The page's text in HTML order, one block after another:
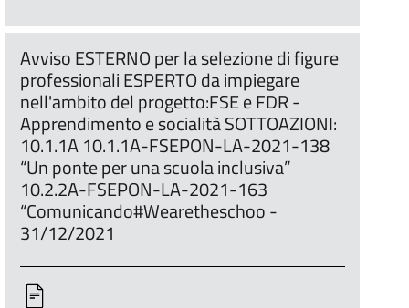
Avviso ESTERNO per la selezione di figure
professionali ESPERTO da impiegare
nell'ambito del progetto:FSE e FDR -
Apprendimento e socialità SOTTOAZIONI:
10.1.1A 10.1.1A-FSEPON-LA-2021-138
“Un ponte per una scuola inclusiva”
10.2.2A-FSEPON-LA-2021-163
“Comunicando#Wearetheschoo -
31/12/2021